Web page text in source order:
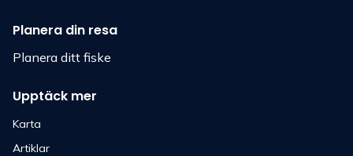
Planera din resa
Planera ditt fiske
Upptäck mer
Karta
Artiklar